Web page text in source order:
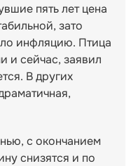
пять лет цена
зато
инфляцию. Птица
и сейчас, заявил
В других
с окончанием
снизятся и по